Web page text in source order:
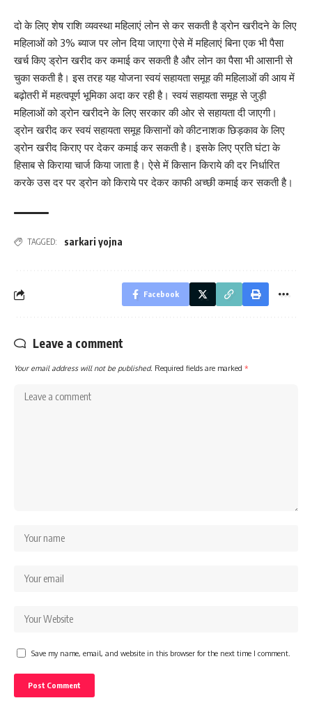
दो के लिए शेष राशि व्यवस्था महिलाएं लोन से कर सकती है ड्रोन खरीदने के लिए
महिलाओं को 3% ब्याज पर लोन दिया जाएगा ऐसे में महिलाएं बिना एक भी पैसा
खर्च किए ड्रोन खरीद कर कमाई कर सकती है और लोन का पैसा भी आसानी से
चुका सकती है। इस तरह यह योजना स्वयं सहायता समूह की महिलाओं की आय में
बढ़ोतरी में महत्वपूर्ण भूमिका अदा कर रही है। स्वयं सहायता समूह से जुड़ी
महिलाओं को ड्रोन खरीदने के लिए सरकार की ओर से सहायता दी जाएगी।
ड्रोन खरीद कर स्वयं सहायता समूह किसानों को कीटनाशक छिड़काव के लिए
ड्रोन खरीद किराए पर देकर कमाई कर सकती है। इसके लिए प्रति घंटा के
हिसाब से किराया चार्ज किया जाता है। ऐसे में किसान किराये की दर निर्धारित
करके उस दर पर ड्रोन को किराये पर देकर काफी अच्छी कमाई कर सकती है।
TAGGED: sarkari yojna
Facebook
Leave a comment
Your email address will not be published. Required fields are marked *
Save my name, email, and website in this browser for the next time I comment.